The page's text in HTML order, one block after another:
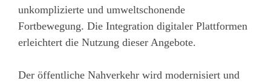
unkomplizierte und umweltschonende
Fortbewegung. Die Integration digitaler Plattformen
erleichtert die Nutzung dieser Angebote.
Der öffentliche Nahverkehr wird modernisiert und